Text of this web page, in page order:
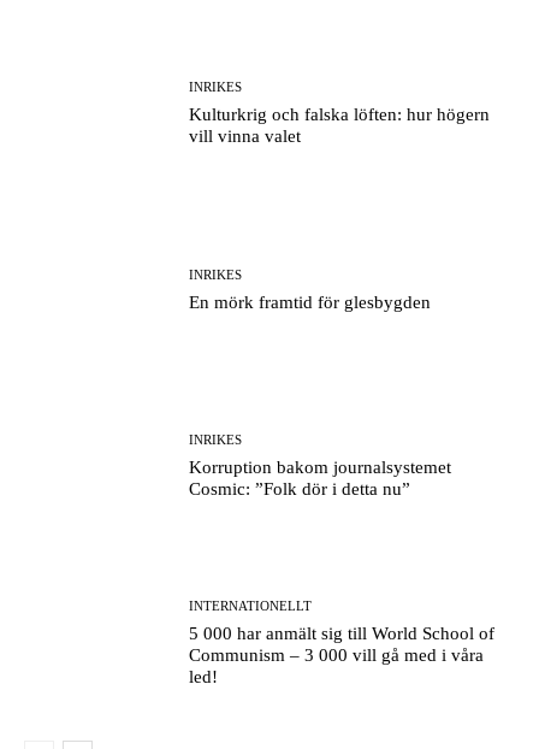
INRIKES
Kulturkrig och falska löften: hur högern
vill vinna valet
INRIKES
En mörk framtid för glesbygden
INRIKES
Korruption bakom journalsystemet
Cosmic: ”Folk dör i detta nu”
INTERNATIONELLT
5 000 har anmält sig till World School of
Communism – 3 000 vill gå med i våra
led!